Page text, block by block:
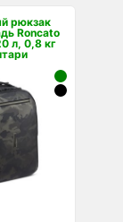
рюкзак
Roncato
л, 0,8 кг